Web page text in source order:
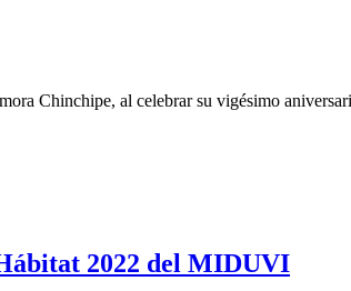
Chinchipe, al celebrar su vigésimo
2022 del MIDUVI